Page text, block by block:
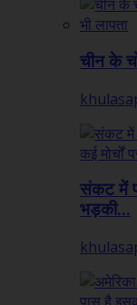
चीन के
संकट में
भड़की...